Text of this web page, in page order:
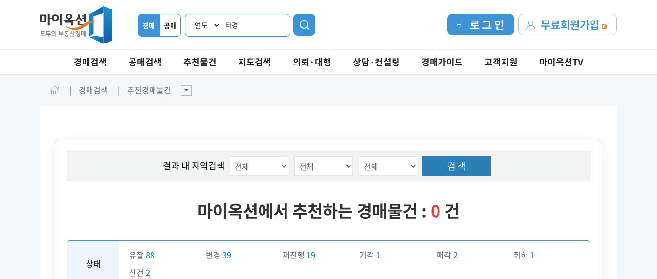
경매 공매 타경 무료회원가입
로 그 인
경매검색 공매검색 추천물건 지도검색 의뢰·대행 상담·컨설팅 경매가이드 고객지원 마이옥션TV
경매검색 추천경매물건
결과 내 지역검색 검 색
마이옥션에서 추천하는 경매물건 : 0 건
상태
유찰 88 변경39 재진행 19 기각 1 매각 2 취하 1
신건 2